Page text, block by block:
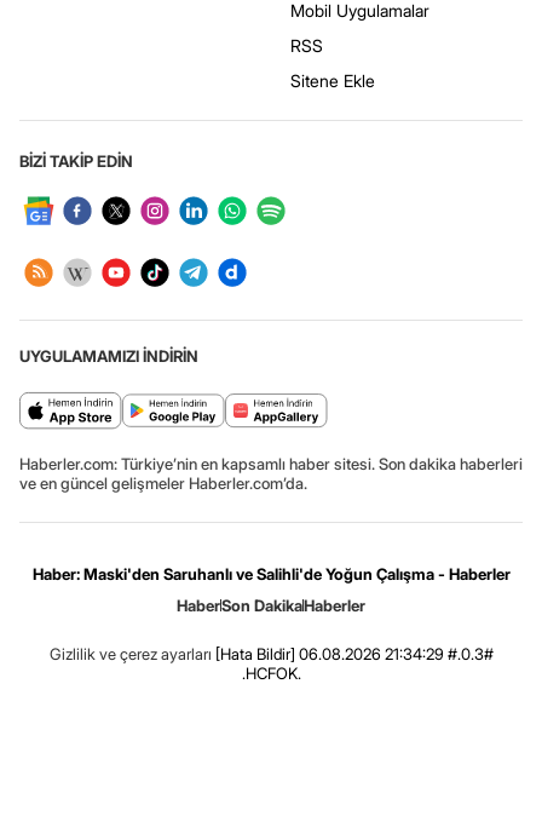
Mobil Uygulamalar
RSS
Sitene Ekle
BİZİ TAKİP EDİN
UYGULAMAMIZI İNDİRİN
Haberler.com: Türkiye’nin en kapsamlı haber sitesi. Son dakika haberleri
ve en güncel gelişmeler Haberler.com’da.
Haber: Maski'den Saruhanlı ve Salihli'de Yoğun Çalışma - Haberler
HaberSon DakikaHaberler
Gizlilik ve çerez ayarları [Hata Bildir] 06.08.2026 21:34:29 #.0.3#
.HCFOK.